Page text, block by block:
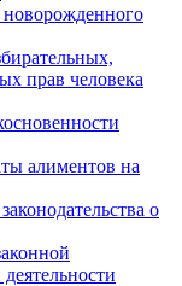
прав человека
алиментов на
о